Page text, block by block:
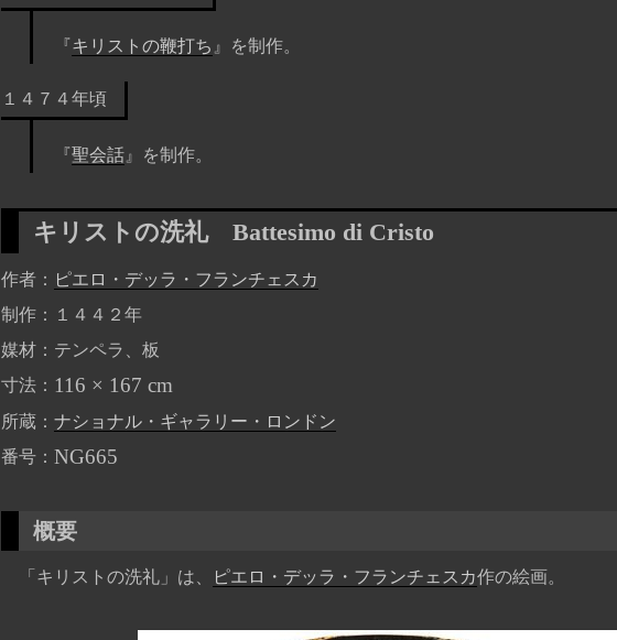
『キリストの鞭打ち 』を制作。
１４７４年頃
『聖会話 』を制作。
キリストの洗礼 Battesimo di Cristo
作者
ピエロ・デッラ・フランチェスカ
制作
１４４２年
媒材
テンペラ、板
寸法
116 × 167 cm
所蔵
ナショナル・ギャラリー・ロンドン
番号
NG665
概要
「キリストの洗礼」は、 ピエロ・デッラ・フランチェスカ作の絵画。